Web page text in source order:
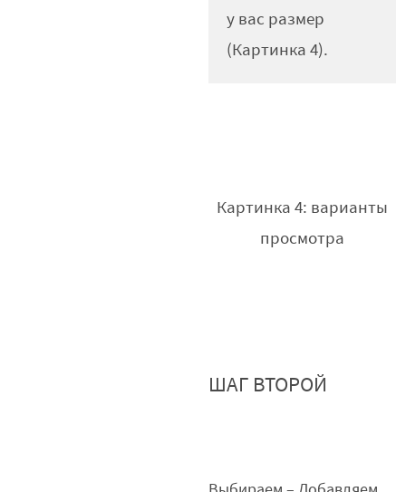
у вас размер
(Картинка 4).
Картинка 4: варианты
просмотра
ШАГ ВТОРОЙ